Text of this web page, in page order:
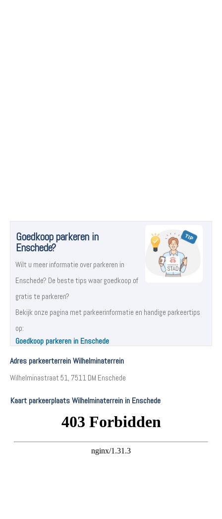
Goedkoop parkeren in
Enschede?
Wilt u meer informatie over parkeren in
Enschede? De beste tips waar goedkoop of
gratis te parkeren?
Bekijk onze pagina met parkeerinformatie en handige parkeertips
op:
Goedkoop parkeren in Enschede
Adres parkeerterrein Wilhelminaterrein
Wilhelminastraat 51, 7511 DM Enschede
Kaart parkeerplaats Wilhelminaterrein in Enschede